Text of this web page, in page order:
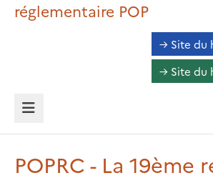
réglementaire POP
Accéder
→ Site du
→ Site du
MENU
POPRC - La 19ème